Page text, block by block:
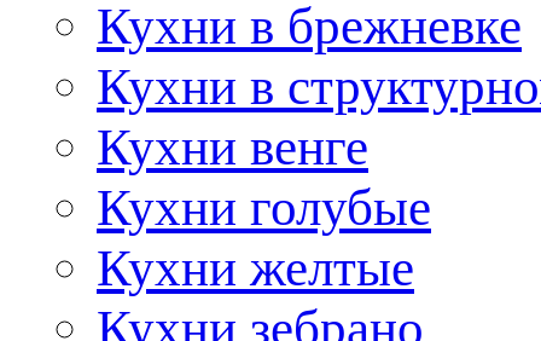
Кухни в брежневке
Кухни в
Кухни венге
Кухни голубые
Кухни желтые
Кухни зебрано